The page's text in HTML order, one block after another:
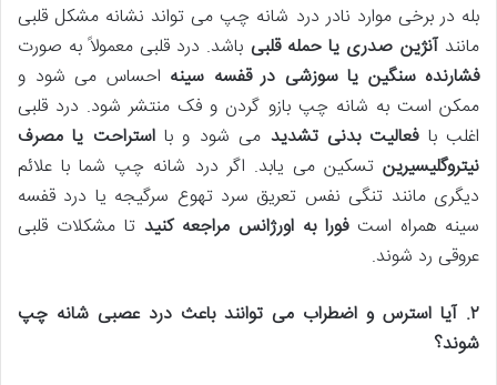
بله در برخی موارد نادر درد شانه چپ می تواند نشانه مشکل قلبی
مانندآنژین صدری یا حمله قلبی باشد. درد قلبی معمولاً به صورت
فشارنده سنگین یا سوزشی در قفسه سینه احساس می شود و
ممکن است به شانه چپ بازو گردن و فک منتشر شود. درد قلبی
اغلب بافعالیت بدنی تشدید می شود و بااستراحت یا مصرف
نیتروگلیسیرین تسکین می یابد. اگر درد شانه چپ شما با علائم
دیگری مانند تنگی نفس تعریق سرد تهوع سرگیجه یا درد قفسه
سینه همراه استفورا به اورژانس مراجعه کنید تا مشکلات قلبی
عروقی رد شوند.
۲.آیا استرس و اضطراب می توانند باعث درد عصبی شانه چپ
شوند؟